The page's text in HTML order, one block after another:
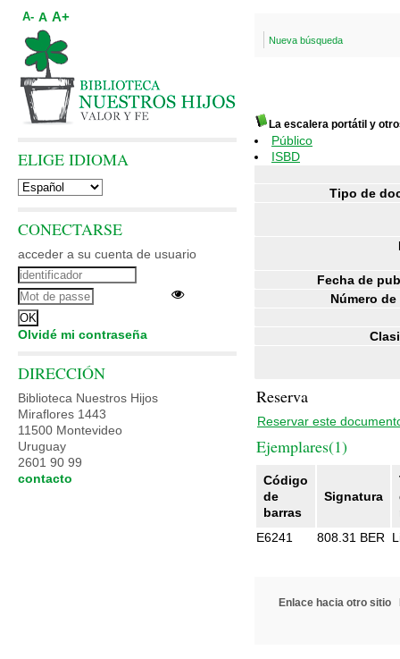
Nueva búsqueda
La escalera portátil y
Público
ISBD
Tipo de
Fecha de
Número
Reserva
Reservar este
Ejemplares(1)
Código
de
barras
Signatura
E6241
808.31 BER
Enlace hacia otro sitio
A- A A+
ELIGE IDIOMA
CONECTARSE
acceder a su cuenta de usuario
Olvidé mi contraseña
DIRECCIÓN
Biblioteca Nuestros Hijos
Miraflores 1443
11500 Montevideo
Uruguay
2601 90 99
contacto